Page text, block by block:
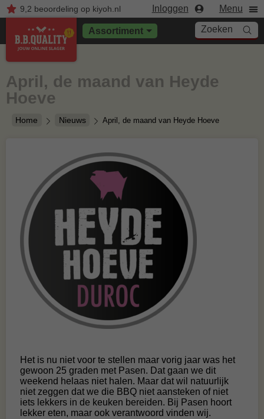
9,2 beoordelingop kiyoh.nl Inloggen Menu
Assortiment Zoeken
Home Nieuws April, de maand van Heyde Hoeve
April, de maand van Heyde
Hoeve
Het is nu niet voor te stellen maar vorig jaar was het
gewoon 25 graden met Pasen. Dat gaan we dit
weekend helaas niet halen. Maar dat wil natuurlijk
niet zeggen dat we die BBQ niet aansteken of niet
iets lekkers in de keuken bereiden. Bij Pasen hoort
lekker eten, maar ook verantwoord vinden wij.